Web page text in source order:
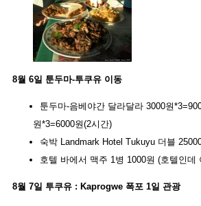
8월 6일 툰두마-투쿠유 이동
툰두마-음베야간 달라달라 3000원
원*3=6000원(2시간)
숙박 Landmark Hotel Tukuyu 더블
호텔 바에서 맥주 1병 1000원 (호텔인데
8월 7일 투쿠유 : Kaprogwe 폭포 1일 관광